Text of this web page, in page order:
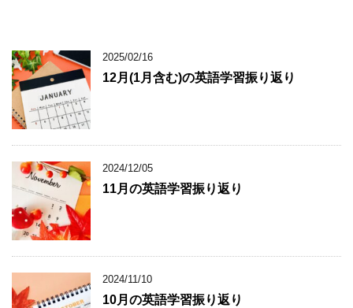
2025/02/16
12月(1月含む)の英語学習振り返り
2024/12/05
11月の英語学習振り返り
2024/11/10
10月の英語学習振り返り